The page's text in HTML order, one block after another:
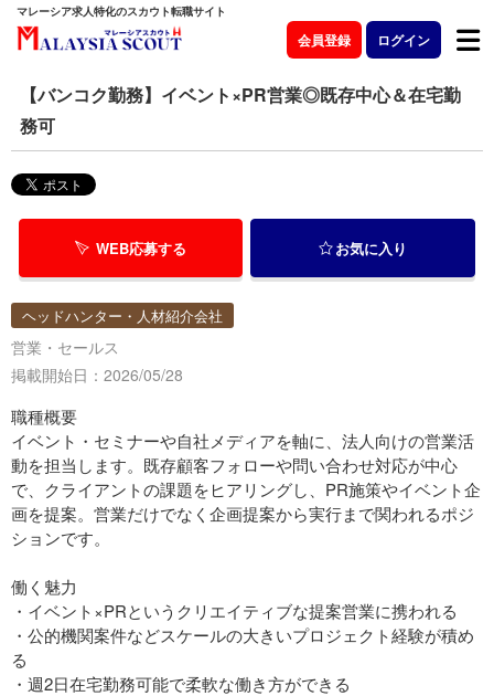
マレーシア求人特化のスカウト転職サイト
会員登録 ログイン
【バンコク勤務】イベント×PR営業◎既存中心＆在宅勤
務可
WEB応募する お気に入り
ヘッドハンター・人材紹介会社
営業・セールス
掲載開始日：2026/05/28
職種概要
イベント・セミナーや自社メディアを軸に、法人向けの営業活
動を担当します。既存顧客フォローや問い合わせ対応が中心
で、クライアントの課題をヒアリングし、PR施策やイベント企
画を提案。営業だけでなく企画提案から実行まで関われるポジ
ションです。
働く魅力
・イベント×PRというクリエイティブな提案営業に携われる
・公的機関案件などスケールの大きいプロジェクト経験が積め
る
・週2日在宅勤務可能で柔軟な働き方ができる